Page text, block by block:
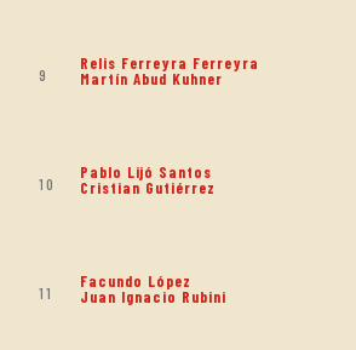
9
Relis Ferreyra Ferreyra
Martín Abud Kuhner
10
Pablo Lijó Santos
Cristian Gutiérrez
11
Facundo López
Juan Ignacio Rubini